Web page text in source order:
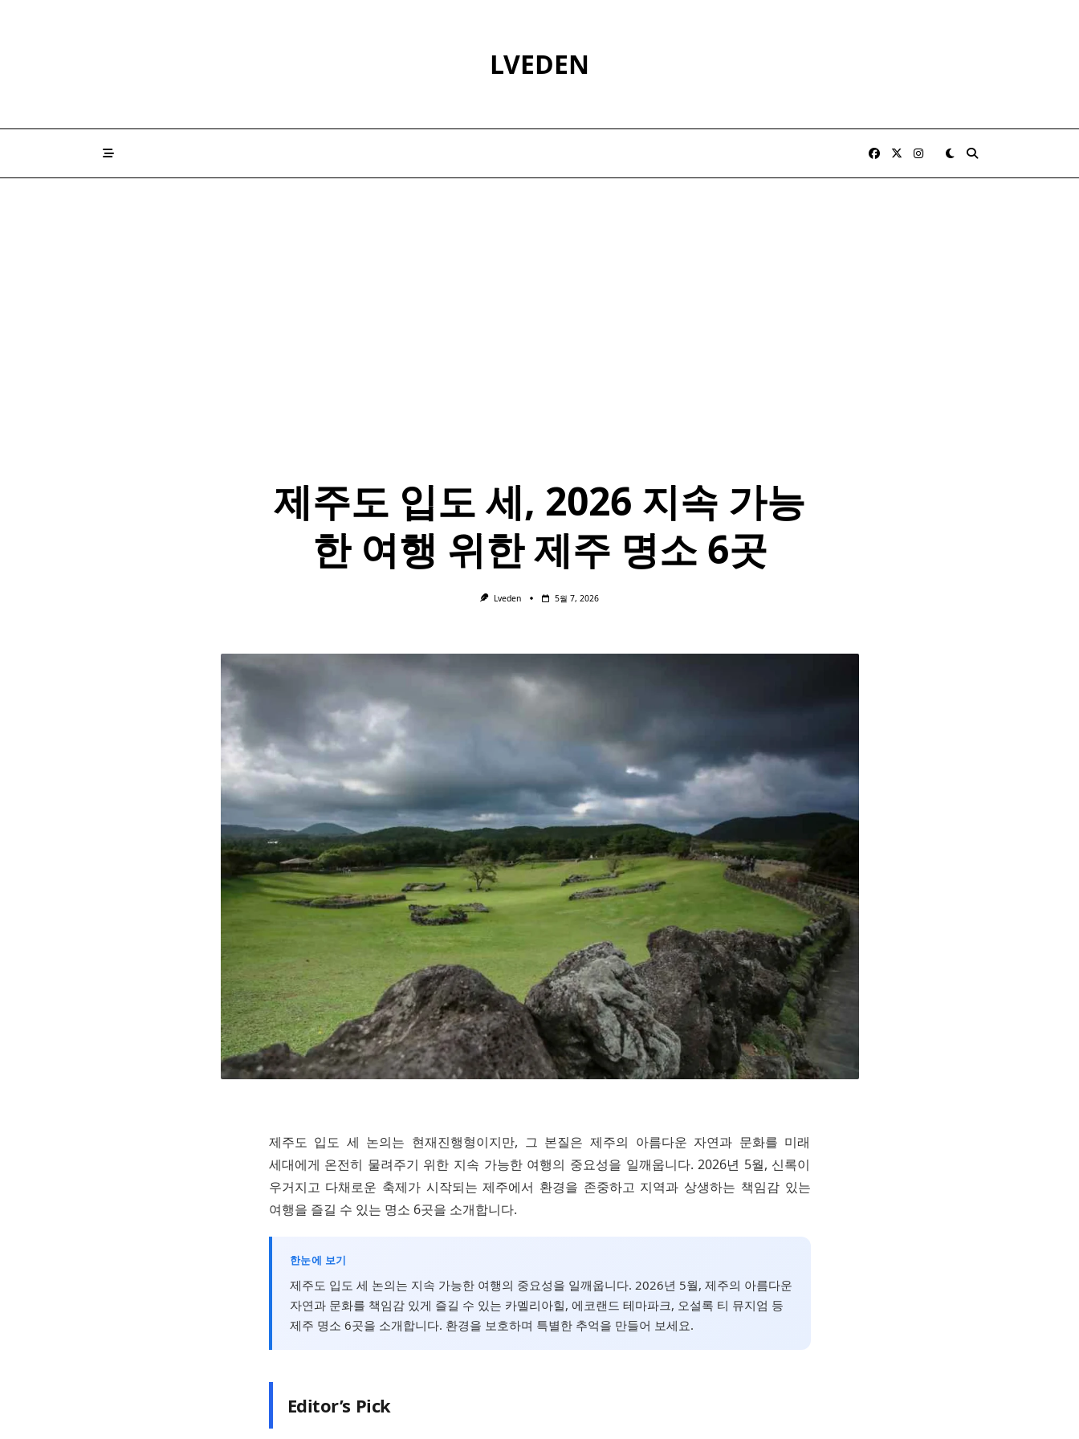
LVEDEN
제주도 입도 세, 2026 지속 가능
한 여행 위한 제주 명소 6곳
Lveden 5월 7, 2026
제주도 입도 세 논의는 현재진행형이지만, 그 본질은 제주의 아름다운 자연과 문화를 미래
세대에게 온전히 물려주기 위한 지속 가능한 여행의 중요성을 일깨웁니다. 2026년 5월, 신록이
우거지고 다채로운 축제가 시작되는 제주에서 환경을 존중하고 지역과 상생하는 책임감 있는
여행을 즐길 수 있는 명소 6곳을 소개합니다.
한눈에 보기
제주도 입도 세 논의는 지속 가능한 여행의 중요성을 일깨웁니다. 2026년 5월, 제주의 아름다운
자연과 문화를 책임감 있게 즐길 수 있는 카멜리아힐, 에코랜드 테마파크, 오설록 티 뮤지엄 등
제주 명소 6곳을 소개합니다. 환경을 보호하며 특별한 추억을 만들어 보세요.
Editor’s Pick